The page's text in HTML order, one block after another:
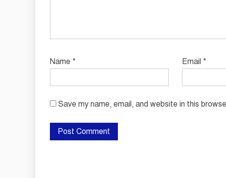
Name * Email *
Save my name, email, and website in this